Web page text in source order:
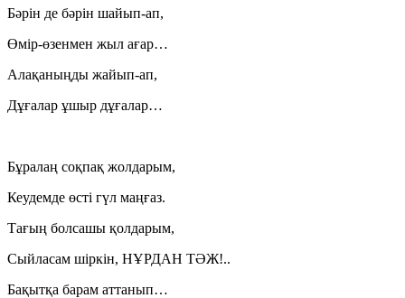
Бәрін де бәрін шайып-ап,
Өмір-өзенмен жыл ағар…
Алақаныңды жайып-ап,
Дұғалар ұшыр дұғалар…
Бұралаң соқпақ жолдарым,
Кеудемде өсті гүл маңғаз.
Тағың болсашы қолдарым,
Сыйласам шіркін, НҰРДАН ТӘЖ!..
Бақытқа барам аттанып…